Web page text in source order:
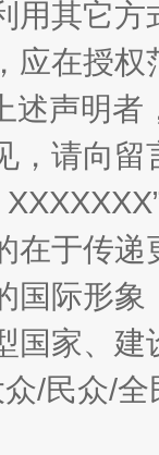
如何以
用其它
应在授
述声明
，请向
在于传
国际形
国家、
/民众/